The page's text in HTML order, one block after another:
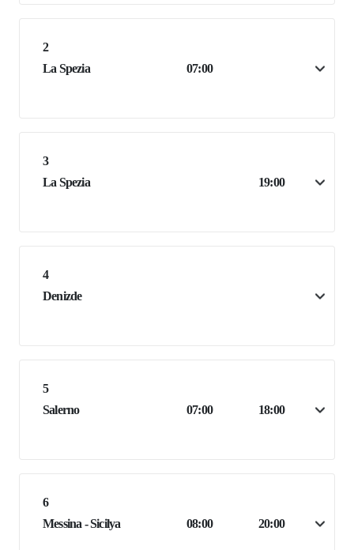
2
La Spezia
07:00
3
La Spezia
19:00
4
Denizde
5
Salerno
07:00 18:00
6
Messina - Sicilya
08:00 20:00